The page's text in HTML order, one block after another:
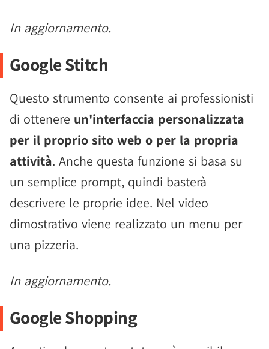
In aggiornamento.
Google Stitch
Questo strumento consente ai professionisti
di ottenere un'interfaccia personalizzata
per il proprio sito web o per la propria
attività. Anche questa funzione si basa su
un semplice prompt, quindi basterà
descrivere le proprie idee. Nel video
dimostrativo viene realizzato un menu per
una pizzeria.
In aggiornamento.
Google Shopping